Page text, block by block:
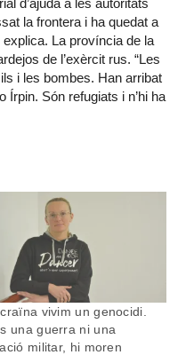
d’ajuda a les autoritats
la frontera i ha quedat a
explica. La província de la
de l’exèrcit rus. “Les
i les bombes. Han arribat
Són refugiats i n’hi ha
vivim un genocidi.
una guerra ni una
militar, hi moren